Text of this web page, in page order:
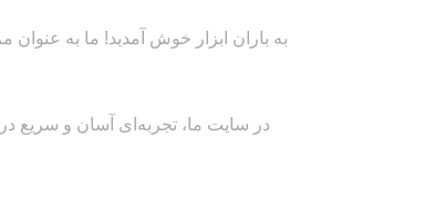
به باران ابزار خوش آمدید! ما به
در سایت ما، تجربه‌ای آسان و سریع